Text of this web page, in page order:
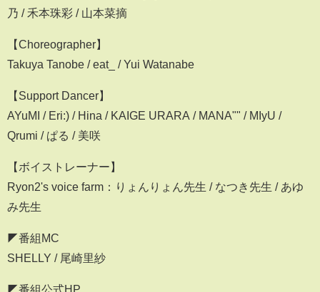
乃 / 禾本珠彩 / 山本菜摘
【Choreographer】
Takuya Tanobe / eat_ / Yui Watanabe
【Support Dancer】
AYuMI / Eri:) / Hina / KAIGE URARA / MANA"" / MIyU /
Qrumi / ぱる / 美咲
【ボイストレーナー】
Ryon2's voice farm：りょんりょん先生 / なつき先生 / あゆ
み先生
◤番組MC
SHELLY / 尾崎里紗
◤番組公式HP